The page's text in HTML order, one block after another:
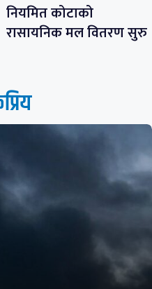
नियमित कोटाको
रासायनिक मल वितरण सुरु